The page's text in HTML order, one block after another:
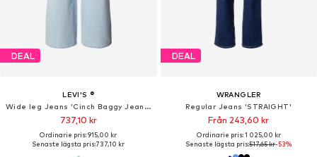
DEAL
LEVI'S ®
Wide leg Jeans 'Cinch Baggy Jeans'
737,10 kr
Ordinarie pris: 915,00 kr
Senaste lägsta pris:737,10 kr
DEAL
WRANGLER
Regular Jeans 'STRAIGHT'
Från 243,60 kr
Ordinarie pris: 1 025,00 kr
Senaste lägsta pris:517,65 kr-53%